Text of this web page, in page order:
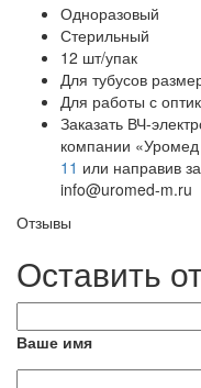
Одноразовый
Стерильный
12 шт/упак
Для тубусов
Для работы с
Заказать ВЧ-
компании
11 или направив
info@uromed-m.ru
Отзывы
Оставить
Ваше имя